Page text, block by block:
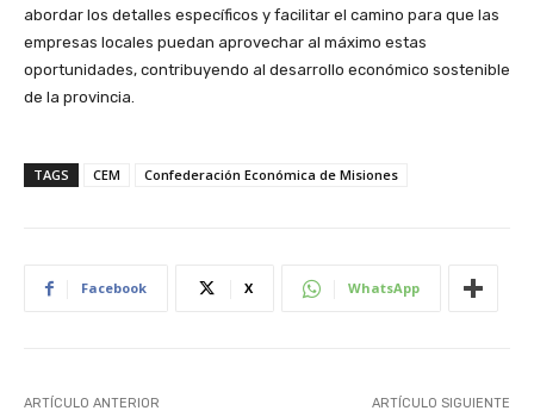
abordar los detalles específicos y facilitar el camino para que las
empresas locales puedan aprovechar al máximo estas
oportunidades, contribuyendo al desarrollo económico sostenible
de la provincia.
TAGS CEM Confederación Económica de Misiones
Facebook X WhatsApp
ARTÍCULO ANTERIOR ARTÍCULO SIGUIENTE